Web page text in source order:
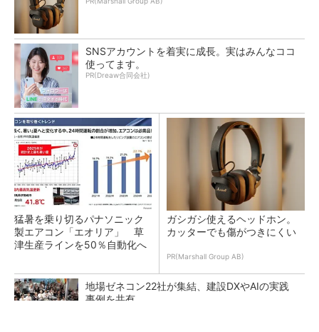
SNSアカウントを着実に成長。実はみんなココ
使ってます。
PR(Dreaw合同会社)
猛暑を乗り切るパナソニック
製エアコン「エオリア」 草
津生産ラインを50％自動化へ
ガシガシ使えるヘッドホン。
カッターでも傷がつきにくい
PR(Marshall Group AB)
地場ゼネコン22社が集結、建設DXやAIの実践
事例を共有